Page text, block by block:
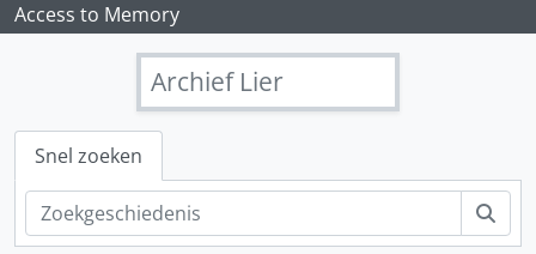
Access to Memory
Archief Lier
Snel zoeken